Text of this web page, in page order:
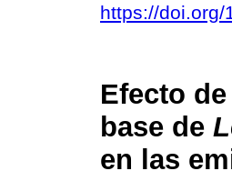
https://doi.org/
Efecto
base de
en las